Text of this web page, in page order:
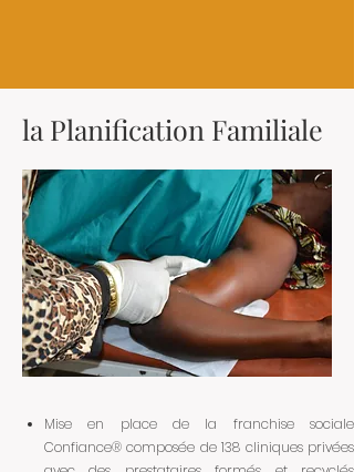
la Planification Familiale
Mise en place de la franchise sociale
Confiance® composée de 138 cliniques privées